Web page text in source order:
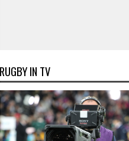
RUGBY IN TV